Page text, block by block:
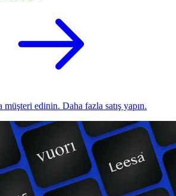
müşteri edinin. Daha fazla satış yapın.